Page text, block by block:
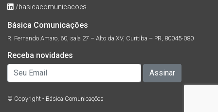
/basicacomunicacoes
Básica Comunicações
R. Fernando Amaro, 60, sala 27 – Alto da XV, Curitiba – PR, 80045-080
Receba novidades
© Copyright - Básica Comunicações